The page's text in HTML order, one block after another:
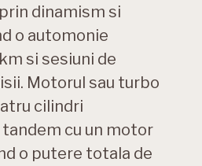
dinamism si
o automonie
si sesiuni de
Motorul sau turbo
cilindri
cu un motor
o putere totala de